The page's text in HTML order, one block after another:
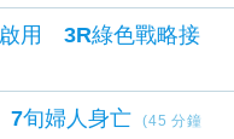
用 3R綠色戰略接
旬婦人身亡
(45 分鐘